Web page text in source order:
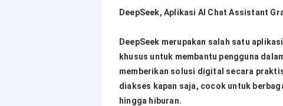
DeepSeek, Aplikasi AI Chat Assistant
DeepSeek merupakan salah satu
khusus untuk membantu pengguna
memberikan solusi digital secara
diakses kapan saja, cocok untuk
hingga hiburan.